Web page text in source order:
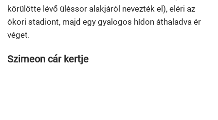
körülötte lévő üléssor alakjáról nevezték el), eléri az
ókori stadiont, majd egy gyalogos hídon áthaladva ér
véget.
Szimeon cár kertje